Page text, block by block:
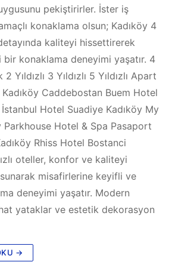
pekiştirirler. İster iş
konaklama olsun; Kadıköy 4
kaliteyi hissettirerek
konaklama deneyimi yaşatır. 4
Yıldızlı 3 Yıldızlı 5 Yıldızlı Apart
Caddebostan Buem Hotel
Hotel Suadiye Kadıköy My
Parkhouse Hotel & Spa Pasaport
Rhiss Hotel Bostanci
oteller, konfor ve kaliteyi
misafirlerine keyifli ve
deneyimi yaşatır. Modern
yataklar ve estetik dekorasyon
→